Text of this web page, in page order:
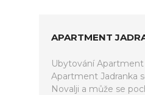
APARTMENT
Ubytování Apartment
Apartment Jadranka
Novalji a může se